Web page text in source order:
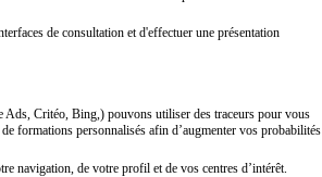
de consultation et d'effectuer une présentation
Ads, Critéo, Bing,) pouvons utiliser des traceurs pour vous
formations personnalisés afin d’augmenter vos probabilités
navigation, de votre profil et de vos centres d’intérêt.